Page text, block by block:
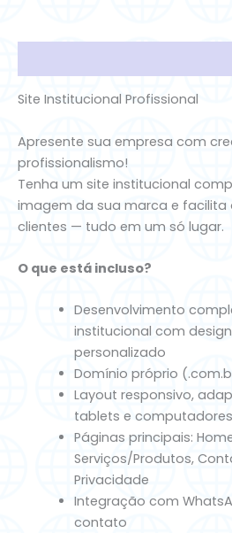
Site Institucional Profissional
Apresente sua empresa com
profissionalismo!
Tenha um site institucional
imagem da sua marca e
clientes — tudo em um só lugar.
O que está incluso?
Desenvolvimento
institucional com
personalizado
Domínio próprio
Layout responsivo,
tablets e computadores
Páginas principais:
Serviços/Produtos,
Privacidade
Integração com
contato